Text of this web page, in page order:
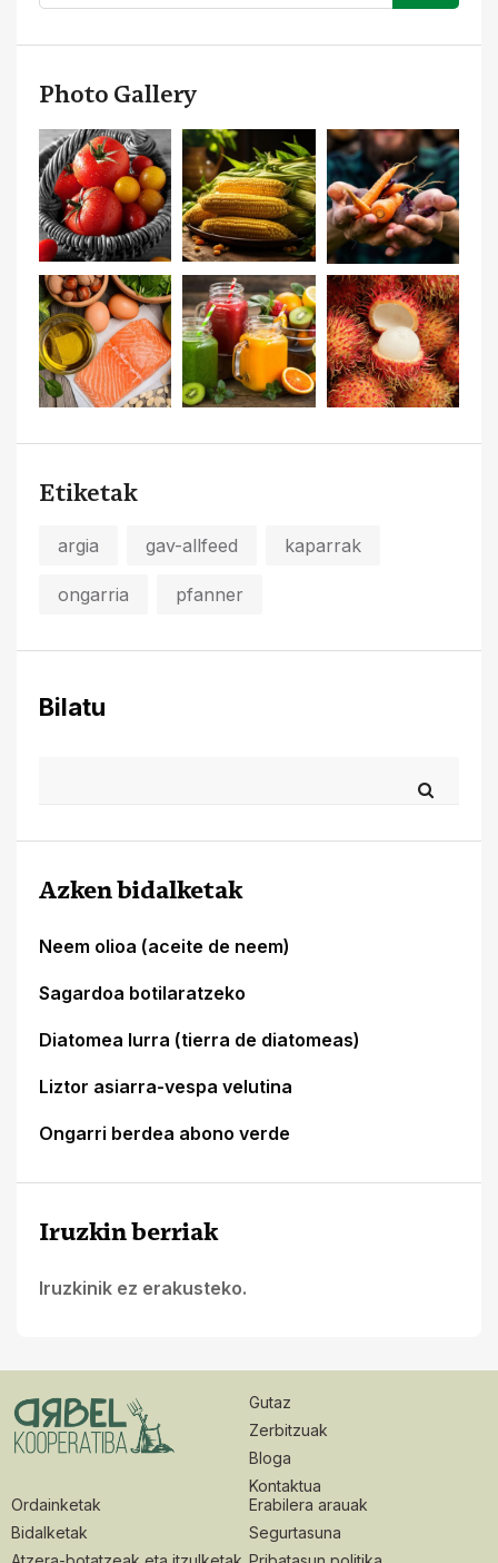
Photo Gallery
Etiketak
argia gav-allfeed kaparrak
ongarria pfanner
Bilatu
Azken bidalketak
Neem olioa (aceite de neem)
Sagardoa botilaratzeko
Diatomea lurra (tierra de diatomeas)
Liztor asiarra-vespa velutina
Ongarri berdea abono verde
Iruzkin berriak
Iruzkinik ez erakusteko.
Gutaz
Zerbitzuak
Bloga
Kontaktua
Ordainketak
Bidalketak
Erabilera arauak
Segurtasuna